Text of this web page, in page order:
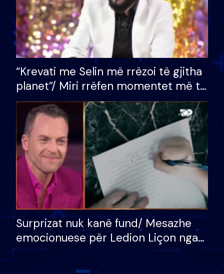
“Krevati me Selin më rrëzoi të gjitha
planet”/ Miri rrëfen momentet më të
bukura në shtëpinë e BB VIP: Do më
mungojë zilja e mëngjesit kur…
Surprizat nuk kanë fund/ Mesazhe
emocionuese për Ledion Liçon nga
nëna dhe fëmijët e tij, moderatori
nuk i mban dot lotët: Nuk meritoj…